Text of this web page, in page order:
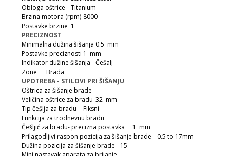
Obloga oštrice
Titanium
Brzina motora (rpm) 8000
Postavke brzine 1
PRECIZNOST
Minimalna dužina šišanja 0.5 mm
Postavke preciznosti 1 mm
Indikator dužine šišanja
Češalj
Zone
Brada
UPOTREBA - STILOVI PRI ŠIŠANJU
Oštrica za šišanje brade
Veličina oštrice za bradu 32 mm
Tip češlja za bradu
Fiksni
Funkcija za trodnevnu bradu
Češljić za bradu- precizna postavka
1 mm
Prilagodljivi raspon pozicija za šišanje brade
0.5 to 17mm
Dužina pozicija za šišanje brade
15